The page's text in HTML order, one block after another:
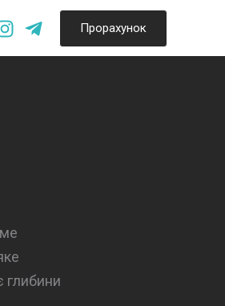
Прорахунок
глибини